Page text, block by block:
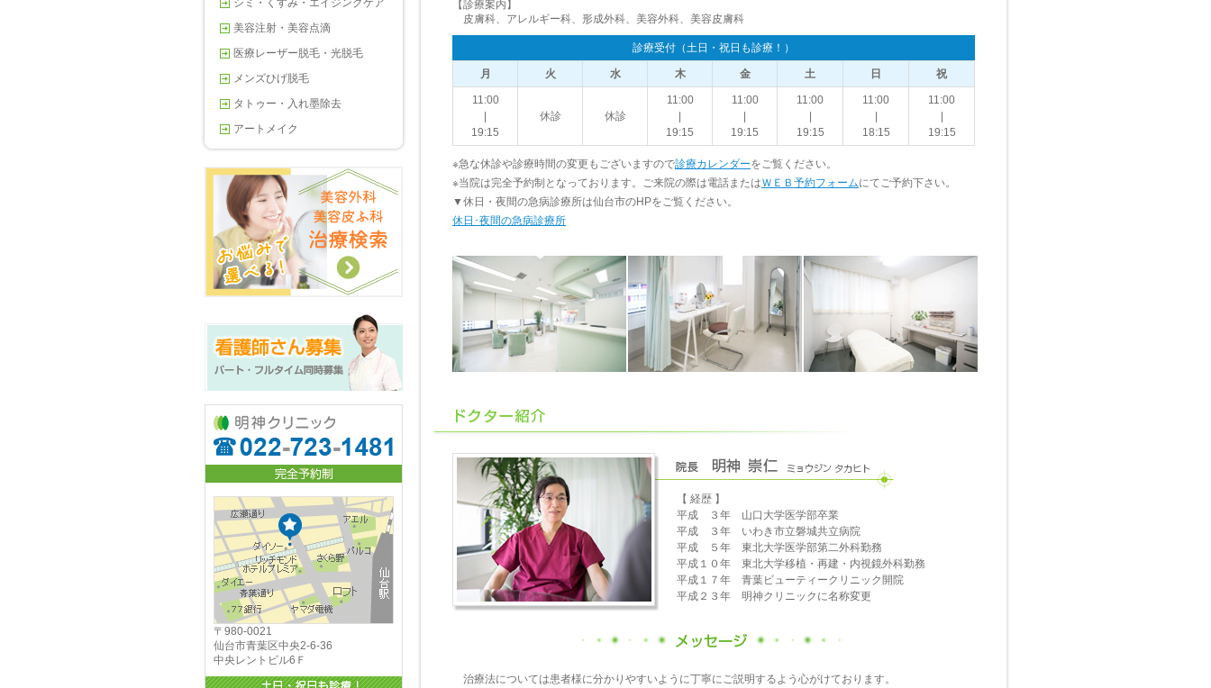
シミ・くすみ・エイジングケア
美容注射・美容点滴
医療レーザー脱毛・光脱毛
メンズひげ脱毛
タトゥー・入れ墨除去
アートメイク
〒980-0021
仙台市青葉区中央2-6-36
中央レントビル6Ｆ
【診療案内】
皮膚科、アレルギー科、形成外科、美容外科、美容皮膚科
診療受付（土日・祝日も診療！）
月 火 水 木 金 土 日 祝
11:00
19:15
休診 休診
11:00
19:15
11:00
19:15
11:00
19:15
11:00
18:15
11:00
19:15
※急な休診や診療時間の変更もございますので診療カレンダーをご覧ください。
※当院は完全予約制となっております。ご来院の際は電話またはＷＥＢ予約フォームにてご予約下さい。
▼休日・夜間の急病診療所は仙台市のHPをご覧ください。
休日･夜間の急病診療所
【 経歴 】
平成 ３年 山口大学医学部卒業
平成 ３年 いわき市立磐城共立病院
平成 ５年 東北大学医学部第二外科勤務
平成１０年 東北大学移植・再建・内視鏡外科勤務
平成１７年 青葉ビューティークリニック開院
平成２３年 明神クリニックに名称変更
治療法については患者様に分かりやすいように丁寧にご説明するよう心がけております。